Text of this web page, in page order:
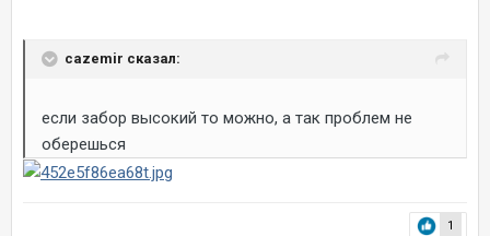
cazemir сказал:
если забор высокий то можно, а так проблем не
оберешься
1